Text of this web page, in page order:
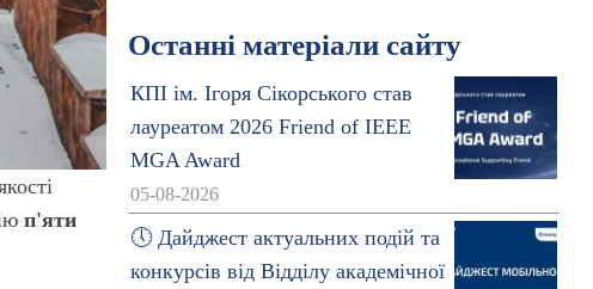
п'яти
Останні матеріали сайту
КПІ ім. Ігоря Сікорського став
лауреатом 2026 Friend of IEEE
MGA Award
05-08-2026
🕔 Дайджест актуальних подій та
конкурсів від Відділу академічної